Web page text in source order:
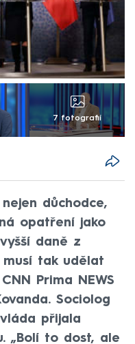
7 fotografií
důchodce,
opatření jako
daně z
tak udělat
Prima NEWS
Sociolog
přijala
„Bolí to dost, ale